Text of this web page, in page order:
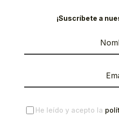
¡Suscríbete a
He leído y acepto la